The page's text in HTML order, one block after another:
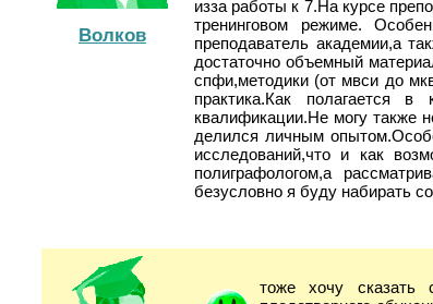
Волков
изза работы к 7.На курсе
тренинговом режиме.
преподаватель академии,а
достаточно объемный
спфи,методики (от мвси до
практика.Как полагается
квалификации.Не могу также
делился личным
исследований,что и как
полиграфологом,а
безусловно я буду набирать
тоже хочу сказать